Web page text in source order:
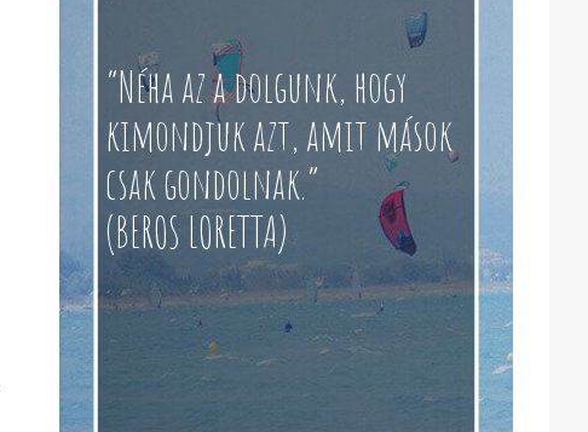
“Néha az a dolgunk, hogy
kimondjuk azt, amit mások
csak gondolnak.”
(BEROS LORETTA)